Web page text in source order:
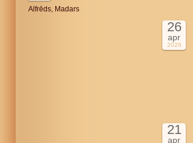
Alfrēds, Madars
26
apr
2026
21
apr